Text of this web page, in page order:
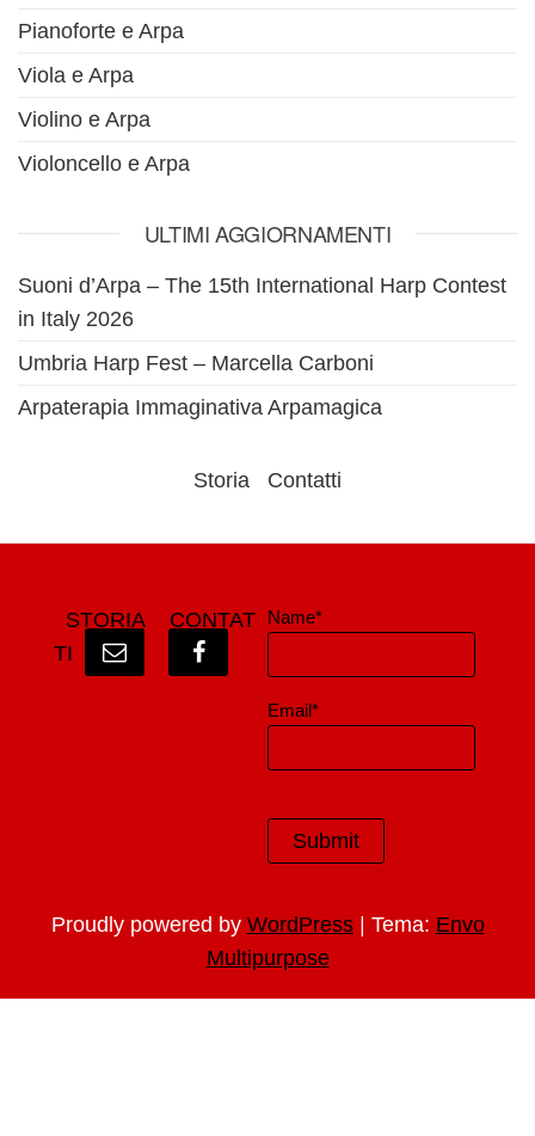
Pianoforte e Arpa
Viola e Arpa
Violino e Arpa
Violoncello e Arpa
ULTIMI AGGIORNAMENTI
Suoni d’Arpa – The 15th International Harp Contest
in Italy 2026
Umbria Harp Fest – Marcella Carboni
Arpaterapia Immaginativa Arpamagica
Storia Contatti
STORIA
CONTAT
TI
Name*
Email*
Proudly powered by WordPress | Tema: Envo
Multipurpose